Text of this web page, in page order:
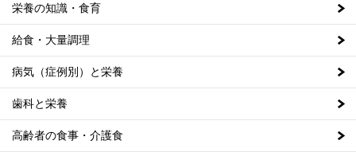
栄養の知識・食育
給食・大量調理
病気（症例別）と栄養
歯科と栄養
高齢者の食事・介護食